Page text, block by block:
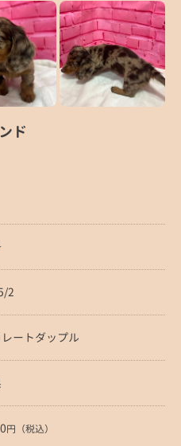
ド
2
ートダップル
円（税込）